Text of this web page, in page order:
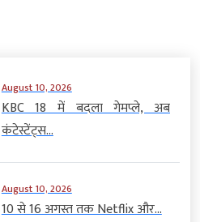
August 10, 2026
KBC 18 में बदला गेमप्ले, अब
कंटेस्टेंट्स...
August 10, 2026
10 से 16 अगस्त तक Netflix और...